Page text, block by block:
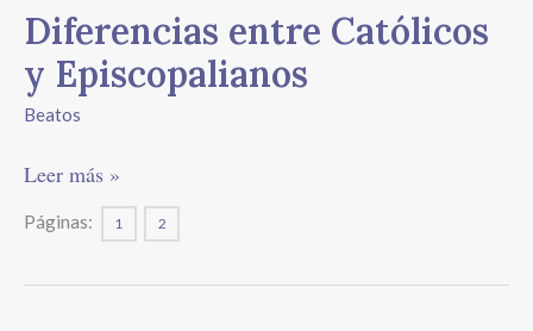
Diferencias entre Católicos
y Episcopalianos
Beatos
Diferencias
entre
Católicos
y
Leer más »
Páginas: 1 2